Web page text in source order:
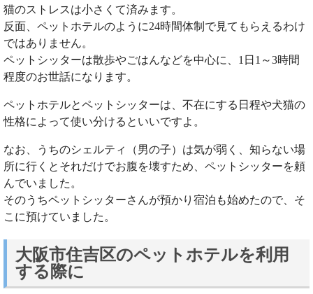
猫のストレスは小さくて済みます。
反面、ペットホテルのように24時間体制で見てもらえるわけ
ではありません。
ペットシッターは散歩やごはんなどを中心に、1日1～3時間
程度のお世話になります。
ペットホテルとペットシッターは、不在にする日程や犬猫の
性格によって使い分けるといいですよ。
なお、うちのシェルティ（男の子）は気が弱く、知らない場
所に行くとそれだけでお腹を壊すため、ペットシッターを頼
んでいました。
そのうちペットシッターさんが預かり宿泊も始めたので、そ
こに預けていました。
大阪市住吉区のペットホテルを利用
する際に